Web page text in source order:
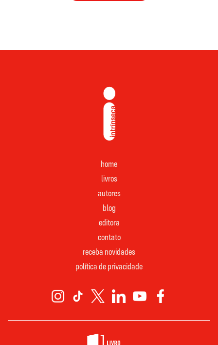
home
livros
autores
blog
editora
contato
receba novidades
política de privacidade